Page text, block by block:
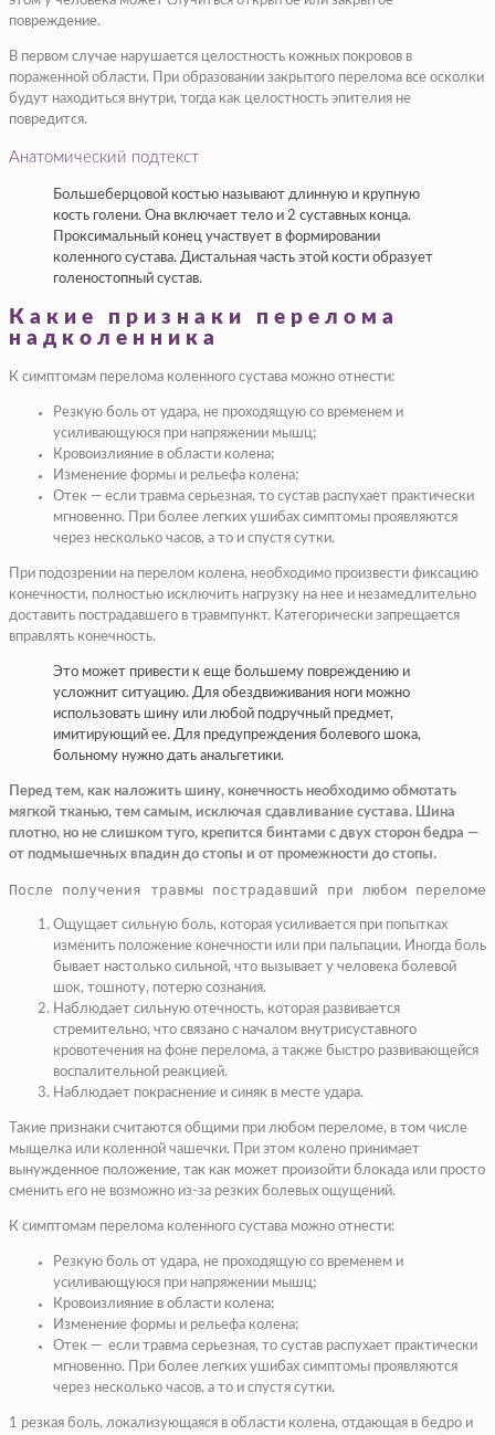
повреждение.
В первом случае нарушается целостность кожных покровов в
пораженной области. При образовании закрытого перелома все осколки
будут находиться внутри, тогда как целостность эпителия не
повредится.
Анатомический подтекст
Большеберцовой костью называют длинную и крупную
кость голени. Она включает тело и 2 суставных конца.
Проксимальный конец участвует в формировании
коленного сустава. Дистальная часть этой кости образует
голеностопный сустав.
Какие признаки перелома
надколенника
К симптомам перелома коленного сустава можно отнести:
Резкую боль от удара, не проходящую со временем и
усиливающуюся при напряжении мышц;
Кровоизлияние в области колена;
Изменение формы и рельефа колена;
Отек — если травма серьезная, то сустав распухает практически
мгновенно. При более легких ушибах симптомы проявляются
через несколько часов, а то и спустя сутки.
При подозрении на перелом колена, необходимо произвести фиксацию
конечности, полностью исключить нагрузку на нее и незамедлительно
доставить пострадавшего в травмпункт. Категорически запрещается
вправлять конечность.
Это может привести к еще большему повреждению и
усложнит ситуацию. Для обездвиживания ноги можно
использовать шину или любой подручный предмет,
имитирующий ее. Для предупреждения болевого шока,
больному нужно дать анальгетики.
Перед тем, как наложить шину, конечность необходимо обмотать
мягкой тканью, тем самым, исключая сдавливание сустава. Шина
плотно, но не слишком туго, крепится бинтами с двух сторон бедра —
от подмышечных впадин до стопы и от промежности до стопы.
После получения травмы пострадавший при любом переломе
Ощущает сильную боль, которая усиливается при попытках
изменить положение конечности или при пальпации. Иногда боль
бывает настолько сильной, что вызывает у человека болевой
шок, тошноту, потерю сознания.
Наблюдает сильную отечность, которая развивается
стремительно, что связано с началом внутрисуставного
кровотечения на фоне перелома, а также быстро развивающейся
воспалительной реакцией.
Наблюдает покраснение и синяк в месте удара.
Такие признаки считаются общими при любом переломе, в том числе
мыщелка или коленной чашечки. При этом колено принимает
вынужденное положение, так как может произойти блокада или просто
сменить его не возможно из-за резких болевых ощущений.
К симптомам перелома коленного сустава можно отнести:
Резкую боль от удара, не проходящую со временем и
усиливающуюся при напряжении мышц;
Кровоизлияние в области колена;
Изменение формы и рельефа колена;
Отек — если травма серьезная, то сустав распухает практически
мгновенно. При более легких ушибах симптомы проявляются
через несколько часов, а то и спустя сутки.
1 резкая боль, локализующаяся в области колена, отдающая в бедро и